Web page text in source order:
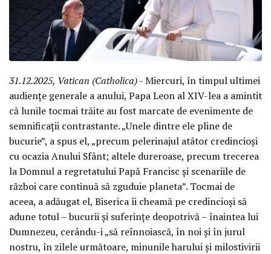
31.12.2025, Vatican (Catholica)- Miercuri, în timpul ultimei
audiențe generale a anului, Papa Leon al XIV-lea a amintit
că lunile tocmai trăite au fost marcate de evenimente de
semnificații contrastante. „Unele dintre ele pline de
bucurie”, a spus el, „precum pelerinajul atâtor credincioși
cu ocazia Anului Sfânt; altele dureroase, precum trecerea
la Domnul a regretatului Papă Francisc și scenariile de
război care continuă să zguduie planeta”. Tocmai de
aceea, a adăugat el, Biserica îi cheamă pe credincioși să
adune totul – bucurii și suferințe deopotrivă – înaintea lui
Dumnezeu, cerându-i „să reînnoiască, în noi și în jurul
nostru, în zilele următoare, minunile harului și milostivirii